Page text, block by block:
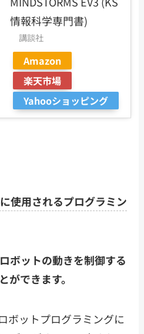
情報科学専門書)
講談社
Amazon
楽天市場
Yahooショッピング
使用されるプログラミン
ボットの動きを制御する
ができます。
ボットプログラミングに